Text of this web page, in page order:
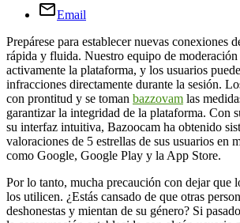
Email
Prepárese para establecer nuevas conexiones
rápida y fluida. Nuestro equipo de moderación
activamente la plataforma, y los usuarios
infracciones directamente durante la sesión.
con prontitud y se toman bazzovam las
garantizar la integridad de la plataforma. Con
su interfaz intuitiva, Bazoocam ha obtenido
valoraciones de 5 estrellas de sus usuarios en
como Google, Google Play y la App Store.
Por lo tanto, mucha precaución con dejar que
los utilicen. ¿Estás cansado de que otras
deshonestas y mientan de su género? Si